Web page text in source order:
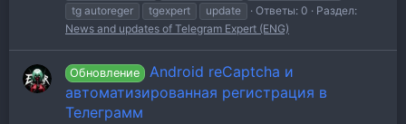
tg autoreger
tgexpert update Ответы: 0
Раздел:
News and updates of Telegram Expert (ENG)
Обновление
Android reCaptcha и
автоматизированная регистрация в
Телеграмм